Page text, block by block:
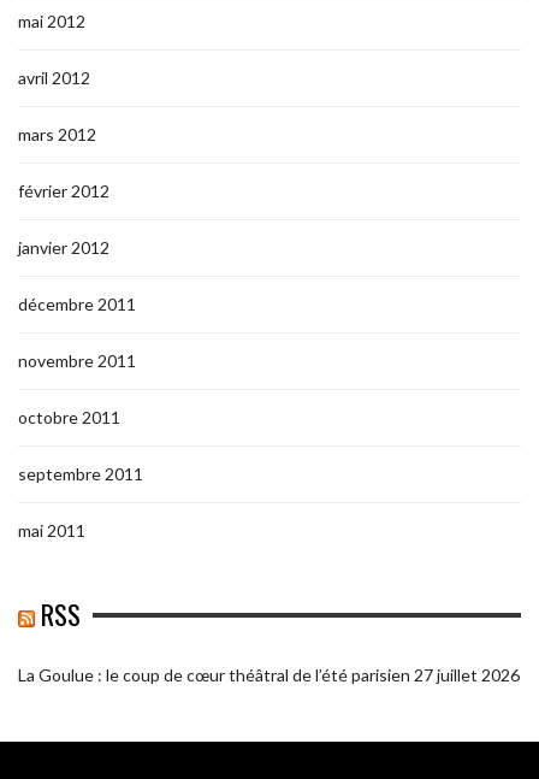
mai 2012
avril 2012
mars 2012
février 2012
janvier 2012
décembre 2011
novembre 2011
octobre 2011
septembre 2011
mai 2011
RSS
La Goulue : le coup de cœur théâtral de l’été parisien 27 juillet 2026